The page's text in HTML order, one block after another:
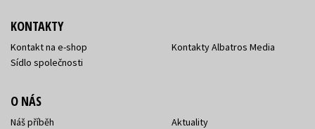
KONTAKTY
Kontakt na e-shop
Sídlo společnosti
Kontakty Albatros Media
O NÁS
Náš příběh
Aktuality